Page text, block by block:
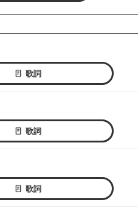
歌詞
歌詞
歌詞